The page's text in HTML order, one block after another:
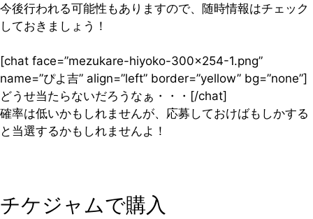
今後行われる可能性もありますので、随時情報はチェック
しておきましょう！
[chat face=”mezukare-hiyoko-300×254-1.png”
name=”ぴよ吉” align=”left” border=”yellow” bg=”none”]
どうせ当たらないだろうなぁ・・・[/chat]
確率は低いかもしれませんが、応募しておけばもしかする
と当選するかもしれませんよ！
チケジャムで購入